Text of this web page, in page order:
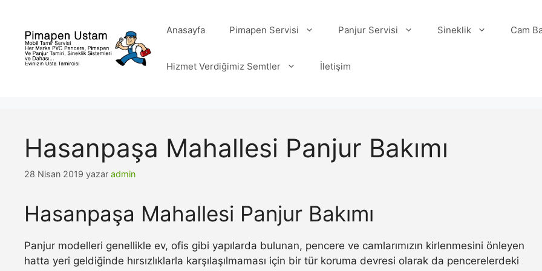
Anasayfa Pimapen Servisi Panjur Servisi Sineklik Cam
Hizmet Verdiğimiz Semtler İletişim
Hasanpaşa Mahallesi Panjur Bakımı
28 Nisan 2019 yazar admin
Hasanpaşa Mahallesi Panjur Bakımı
Panjur modelleri genellikle ev, ofis gibi yapılarda bulunan, pencere ve camlarımızın kirlenmesini önleyen
hatta yeri geldiğinde hırsızlıklarla karşılaşılmaması için bir tür koruma devresi olarak da pencerelerdeki